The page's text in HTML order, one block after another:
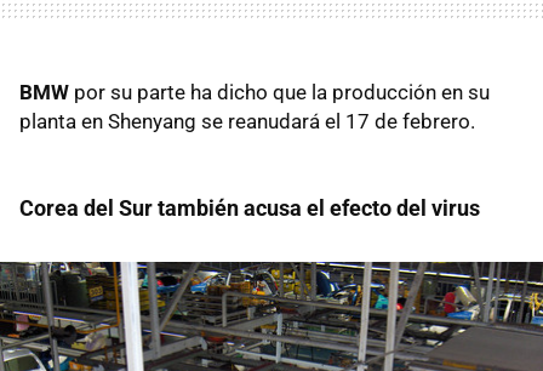
BMW por su parte ha dicho que la producción en su
planta en Shenyang se reanudará el 17 de febrero.
Corea del Sur también acusa el efecto del virus